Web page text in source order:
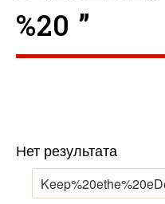
%20 ”
Нет результата